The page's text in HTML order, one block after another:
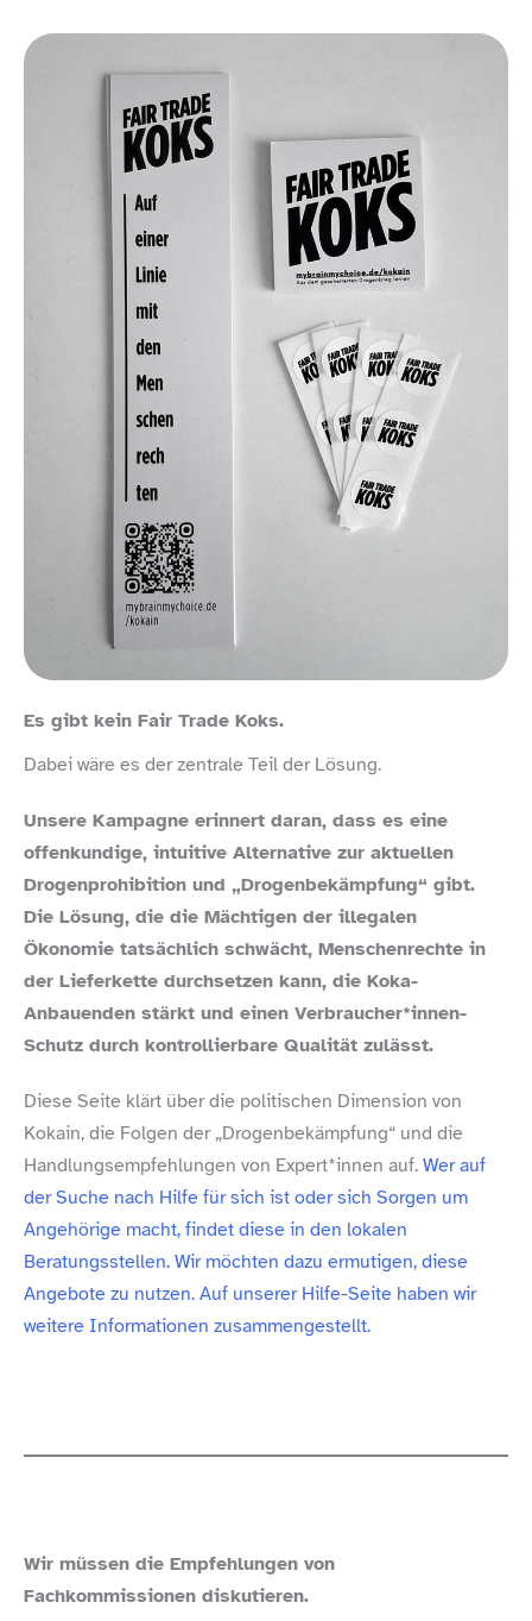
Es gibt kein Fair Trade Koks.
Dabei wäre es der zentrale Teil der Lösung.
Unsere Kampagne erinnert daran, dass es eine
offenkundige, intuitive Alternative zur aktuellen
Drogenprohibition und „Drogenbekämpfung“ gibt.
Die Lösung, die die Mächtigen der illegalen
Ökonomie tatsächlich schwächt, Menschenrechte in
der Lieferkette durchsetzen kann, die Koka-​
Anbauenden stärkt und einen Verbraucher*innen-
Schutz durch kontrollierbare Qualität zulässt.
Diese Seite klärt über die politischen Dimension von
Kokain, die Folgen der „Drogenbekämpfung“ und die
Handlungsempfehlungen von Expert*innen auf.Wer auf
der Suche nach Hilfe für sich ist oder sich Sorgen um
Angehörige macht, findet diese in den lokalen
Beratungsstellen. Wir möchten dazu ermutigen, diese
Angebote zu nutzen. Auf unserer Hilfe-​Seite haben wir
weitere Informationen zusammengestellt.
Wir müssen die Empfehlungen von
Fachkommissionen diskutieren.